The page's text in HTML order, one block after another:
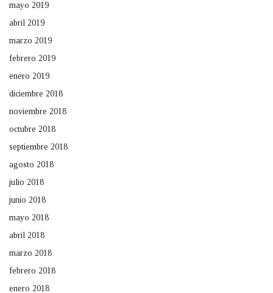
mayo 2019
abril 2019
marzo 2019
febrero 2019
enero 2019
diciembre 2018
noviembre 2018
octubre 2018
septiembre 2018
agosto 2018
julio 2018
junio 2018
mayo 2018
abril 2018
marzo 2018
febrero 2018
enero 2018